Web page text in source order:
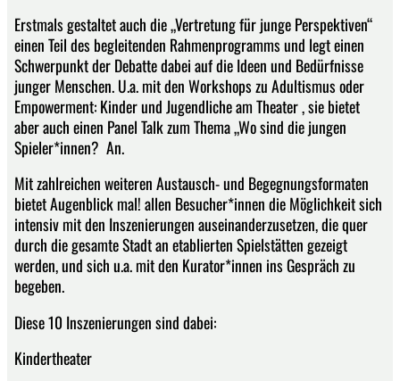
Erstmals gestaltet auch die „Vertretung für junge Perspektiven“
einen Teil des begleitenden Rahmenprogramms und legt einen
Schwerpunkt der Debatte dabei auf die Ideen und Bedürfnisse
junger Menschen. U.a. mit den Workshops zu Adultismus oder
Empowerment: Kinder und Jugendliche am Theater , sie bietet
aber auch einen Panel Talk zum Thema „Wo sind die jungen
Spieler*innen? An.
Mit zahlreichen weiteren Austausch- und Begegnungsformaten
bietet Augenblick mal! allen Besucher*innen die Möglichkeit sich
intensiv mit den Inszenierungen auseinanderzusetzen, die quer
durch die gesamte Stadt an etablierten Spielstätten gezeigt
werden, und sich u.a. mit den Kurator*innen ins Gespräch zu
begeben.
Diese 10 Inszenierungen sind dabei:
Kindertheater